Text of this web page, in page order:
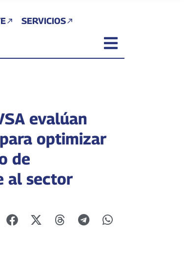
SERVICIOS
evalúan
optimizar
de
al sector